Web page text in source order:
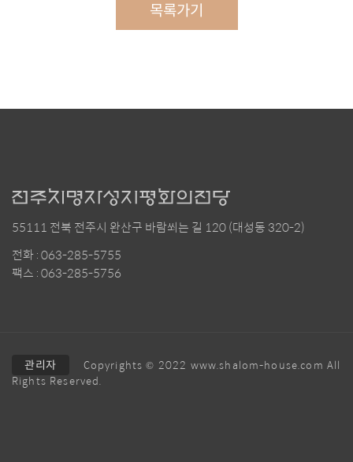
목록가기
55111 전북 전주시 완산구 바람쐬는 길 120 (대성동 320-2)
전화 : 063-285-5755
팩스 : 063-285-5756
관리자
Copyrights © 2022 www.shalom-house.com All
Rights Reserved.